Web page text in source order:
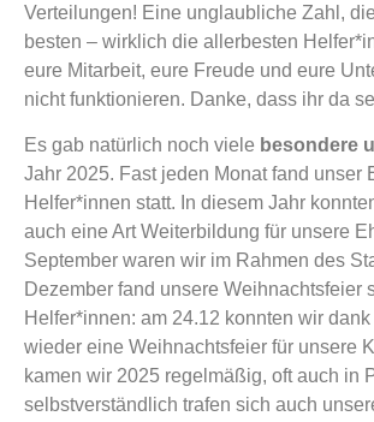
Verteilungen! Eine unglaubliche Zahl,
besten – wirklich die allerbesten
eure Mitarbeit, eure Freude und eure
nicht funktionieren. Danke, dass ihr da
Es gab natürlich noch viele besondere
Jahr 2025. Fast jeden Monat fand unser
Helfer*innen statt. In diesem Jahr
auch eine Art Weiterbildung für unsere
September waren wir im Rahmen des
Dezember fand unsere Weihnachtsfeier
Helfer*innen: am 24.12 konnten wir
wieder eine Weihnachtsfeier für unsere
kamen wir 2025 regelmäßig, oft auch in
selbstverständlich trafen sich auch